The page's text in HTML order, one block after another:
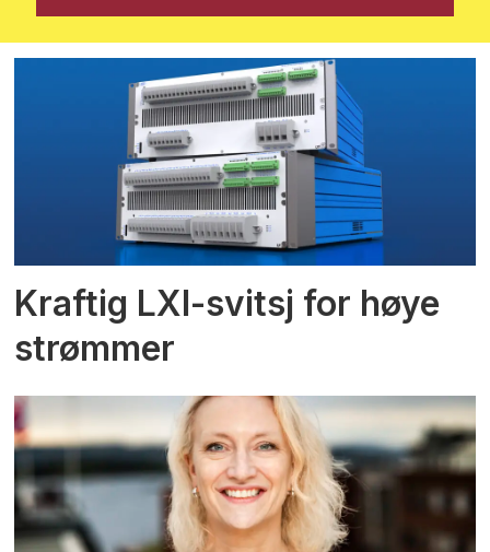
Kraftig LXI-svitsj for høye
strømmer